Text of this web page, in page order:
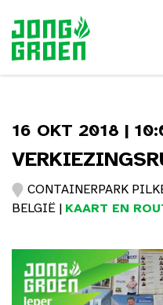
16 OKT 2018 |
CONTAINERPARK
BELGIË | KAART EN